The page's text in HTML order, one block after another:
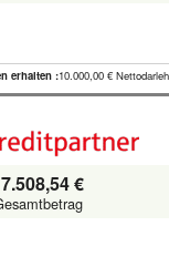
erhalten :10.000,00 €
€